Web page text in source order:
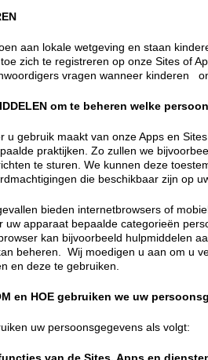
aan lokale wetgeving en staan
zich te registreren op onze Sites of
vragen wanneer kinderen
om te beheren welke
u gebruik maakt van onze Apps en
praktijken. Zo zullen we
te sturen. We kunnen deze
die beschikbaar zijn op
bieden internetbrowsers of
uw apparaat bepaalde categorieën
kan bijvoorbeeld hulpmiddelen
beheren. Wij moedigen u aan om u
en deze te gebruiken.
en HOE gebruiken we uw
uw persoonsgegevens als volgt: